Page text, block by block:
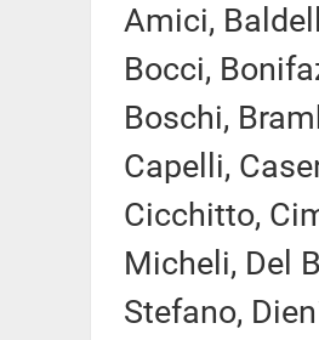
Amici,
Bocci,
Boschi,
Capelli,
Cicchitto,
Micheli, Del
Stefano,